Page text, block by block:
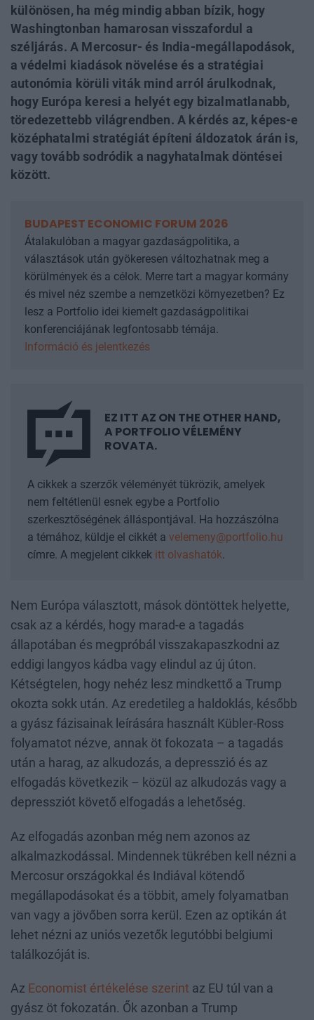
különösen, ha még mindig abban bízik, hogy
Washingtonban hamarosan visszafordul a
széljárás. A Mercosur- és India-megállapodások,
a védelmi kiadások növelése és a stratégiai
autonómia körüli viták mind arról árulkodnak,
hogy Európa keresi a helyét egy bizalmatlanabb,
töredezettebb világrendben. A kérdés az, képes-e
középhatalmi stratégiát építeni áldozatok árán is,
vagy tovább sodródik a nagyhatalmak döntései
között.
BUDAPEST ECONOMIC FORUM 2026
Átalakulóban a magyar gazdaságpolitika, a
választások után gyökeresen változhatnak meg a
körülmények és a célok. Merre tart a magyar kormány
és mivel néz szembe a nemzetközi környezetben? Ez
lesz a Portfolio idei kiemelt gazdaságpolitikai
konferenciájának legfontosabb témája.
Információ és jelentkezés
EZ ITT AZ ON THE OTHER HAND,
A PORTFOLIO VÉLEMÉNY
ROVATA.
A cikkek a szerzők véleményét tükrözik, amelyek
nem feltétlenül esnek egybe a Portfolio
szerkesztőségének álláspontjával. Ha hozzászólna
a témához, küldje el cikkét a velemeny@portfolio.hu
címre. A megjelent cikkek itt olvashatók.
Nem Európa választott, mások döntöttek helyette,
csak az a kérdés, hogy marad-e a tagadás
állapotában és megpróbál visszakapaszkodni az
eddigi langyos kádba vagy elindul az új úton.
Kétségtelen, hogy nehéz lesz mindkettő a Trump
okozta sokk után. Az eredetileg a haldoklás, később
a gyász fázisainak leírására használt Kübler-Ross
folyamatot nézve, annak öt fokozata – a tagadás
után a harag, az alkudozás, a depresszió és az
elfogadás következik – közül az alkudozás vagy a
depressziót követő elfogadás a lehetőség.
Az elfogadás azonban még nem azonos az
alkalmazkodással. Mindennek tükrében kell nézni a
Mercosur országokkal és Indiával kötendő
megállapodásokat és a többit, amely folyamatban
van vagy a jövőben sorra kerül. Ezen az optikán át
lehet nézni az uniós vezetők legutóbbi belgiumi
találkozóját is.
Az Economist értékelése szerint az EU túl van a
gyász öt fokozatán. Ők azonban a Trump